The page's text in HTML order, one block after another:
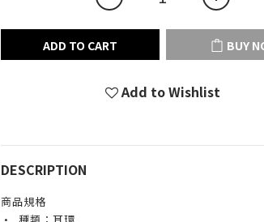
ADD TO CART BUY
Add to Wishlist
DESCRIPTION
商品規格